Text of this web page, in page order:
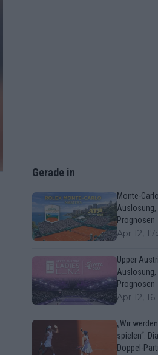
Gerade in
Monte-
Auslosung,
Prognosen
Apr 12,
Upper
Auslosung,
Prognosen
Apr 12,
„Wir
spielen“:
Doppel-